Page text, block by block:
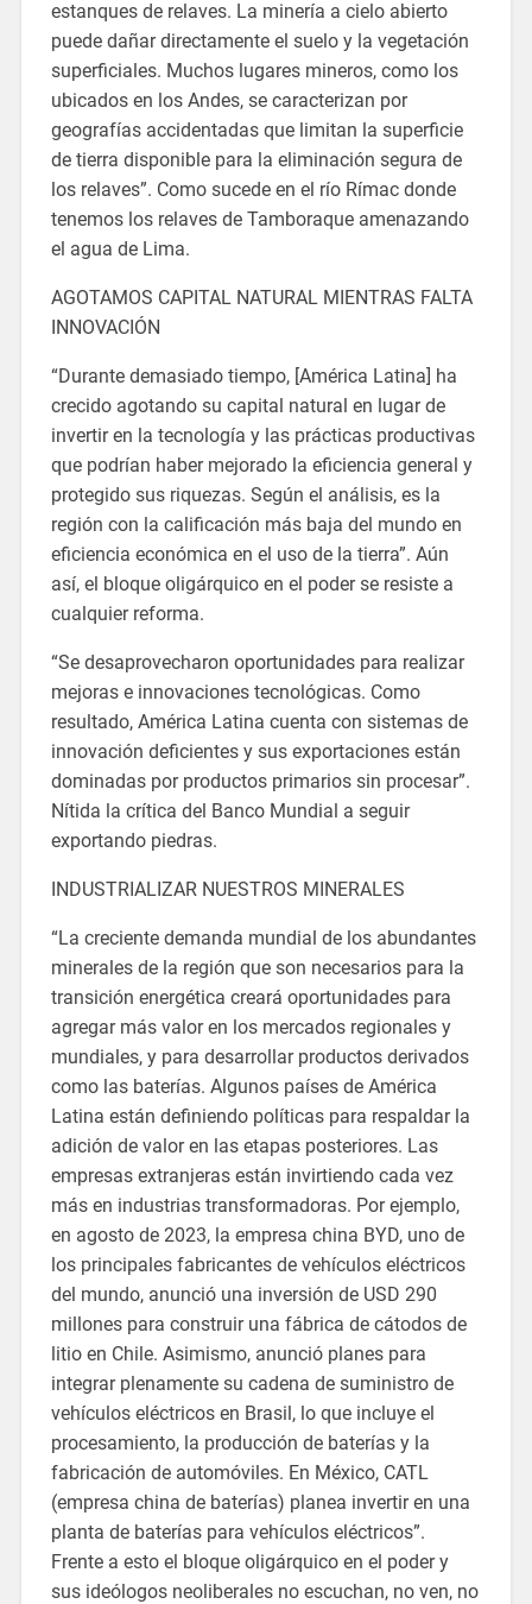
estanques de relaves. La minería a cielo abierto
puede dañar directamente el suelo y la vegetación
superficiales. Muchos lugares mineros, como los
ubicados en los Andes, se caracterizan por
geografías accidentadas que limitan la superficie
de tierra disponible para la eliminación segura de
los relaves”. Como sucede en el río Rímac donde
tenemos los relaves de Tamboraque amenazando
el agua de Lima.
AGOTAMOS CAPITAL NATURAL MIENTRAS FALTA
INNOVACIÓN
“Durante demasiado tiempo, [América Latina] ha
crecido agotando su capital natural en lugar de
invertir en la tecnología y las prácticas productivas
que podrían haber mejorado la eficiencia general y
protegido sus riquezas. Según el análisis, es la
región con la calificación más baja del mundo en
eficiencia económica en el uso de la tierra”. Aún
así, el bloque oligárquico en el poder se resiste a
cualquier reforma.
“Se desaprovecharon oportunidades para realizar
mejoras e innovaciones tecnológicas. Como
resultado, América Latina cuenta con sistemas de
innovación deficientes y sus exportaciones están
dominadas por productos primarios sin procesar”.
Nítida la crítica del Banco Mundial a seguir
exportando piedras.
INDUSTRIALIZAR NUESTROS MINERALES
“La creciente demanda mundial de los abundantes
minerales de la región que son necesarios para la
transición energética creará oportunidades para
agregar más valor en los mercados regionales y
mundiales, y para desarrollar productos derivados
como las baterías. Algunos países de América
Latina están definiendo políticas para respaldar la
adición de valor en las etapas posteriores. Las
empresas extranjeras están invirtiendo cada vez
más en industrias transformadoras. Por ejemplo,
en agosto de 2023, la empresa china BYD, uno de
los principales fabricantes de vehículos eléctricos
del mundo, anunció una inversión de USD 290
millones para construir una fábrica de cátodos de
litio en Chile. Asimismo, anunció planes para
integrar plenamente su cadena de suministro de
vehículos eléctricos en Brasil, lo que incluye el
procesamiento, la producción de baterías y la
fabricación de automóviles. En México, CATL
(empresa china de baterías) planea invertir en una
planta de baterías para vehículos eléctricos”.
Frente a esto el bloque oligárquico en el poder y
sus ideólogos neoliberales no escuchan, no ven, no